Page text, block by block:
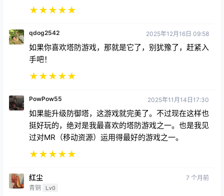
qdog2542
手吧！
★★★★★
PowPow55
挺好玩的，绝对是我最喜欢的塔防游戏之一。也是我见
过对MR（移动资源）运用得最好的游戏之一。
★★★★★
红尘
发多少个办法分手的话不到